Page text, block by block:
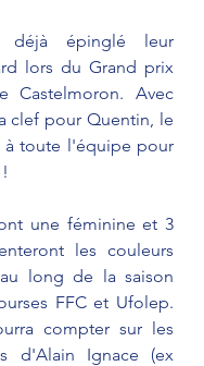
déjà épinglé leur
lors du Grand prix
Castelmoron. Avec
clef pour Quentin, le
toute l'équipe pour
une féminine et 3
les couleurs
long de la saison
FFC et Ufolep.
compter sur les
d'Alain Ignace (ex